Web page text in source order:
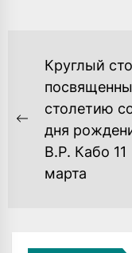
НАВИГАЦИЯ
ЗАПИСЯМ
Previous
post:
Круглый
столетию
дня
В.Р. Кабо 11
марта